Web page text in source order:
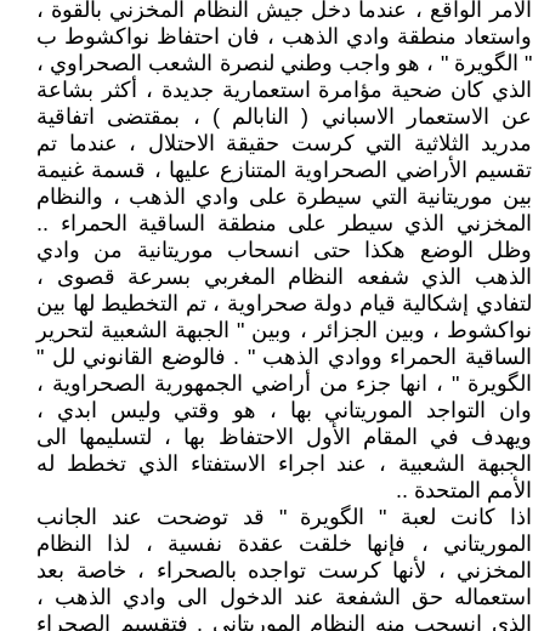
الامر الواقع ، عندما دخل جيش النظام المخزني بالقوة ،
واستعاد منطقة وادي الذهب ، فان احتفاظ نواكشوط ب
" الگويرة " ، هو واجب وطني لنصرة الشعب الصحراوي ،
الذي كان ضحية مؤامرة استعمارية جديدة ، أكثر بشاعة
عن الاستعمار الاسباني ( النابالم ) ، بمقتضى اتفاقية
مدريد الثلاثية التي كرست حقيقة الاحتلال ، عندما تم
تقسيم الأراضي الصحراوية المتنازع عليها ، قسمة غنيمة
بين موريتانية التي سيطرة على وادي الذهب ، والنظام
المخزني الذي سيطر على منطقة الساقية الحمراء ..
وظل الوضع هكذا حتى انسحاب موريتانية من وادي
الذهب الذي شفعه النظام المغربي بسرعة قصوى ،
لتفادي إشكالية قيام دولة صحراوية ، تم التخطيط لها بين
نواكشوط ، وبين الجزائر ، وبين " الجبهة الشعبية لتحرير
الساقية الحمراء ووادي الذهب " . فالوضع القانوني لل "
الگويرة " ، انها جزء من أراضي الجمهورية الصحراوية ،
وان التواجد الموريتاني بها ، هو وقتي وليس ابدي ،
ويهدف في المقام الأول الاحتفاظ بها ، لتسليمها الى
الجبهة الشعبية ، عند اجراء الاستفتاء الذي تخطط له
الأمم المتحدة ..
اذا كانت لعبة " الگويرة " قد توضحت عند الجانب
الموريتاني ، فإنها خلقت عقدة نفسية ، لذا النظام
المخزني ، لأنها كرست تواجده بالصحراء ، خاصة بعد
استعماله حق الشفعة عند الدخول الى وادي الذهب ،
الذي انسحب منه النظام الموريتاني . فتقسيم الصحراء